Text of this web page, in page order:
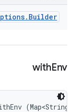
. Builder
withEnv